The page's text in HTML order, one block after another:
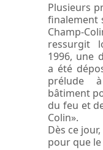
Plusieurs
finalement
Champ-
ressurgit
1996, une
a été
prélude
bâtiment
du feu et
Colin».
Dès ce
pour que